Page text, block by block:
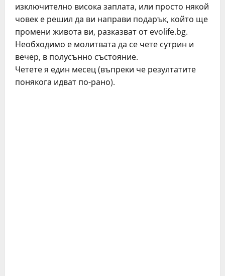
изключително висока заплата, или просто някой
човек е решил да ви направи подарък, който ще
промени живота ви, разказват от evolife.bg.
Необходимо е молитвата да се чете сутрин и
вечер, в полусънно състояние.
Четете я един месец (въпреки че резултатите
понякога идват по-рано).